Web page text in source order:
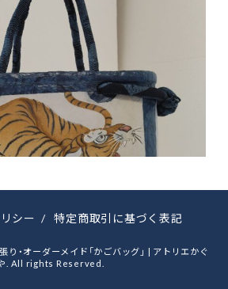
シー / 特定商取引に基づく表記
・オーダーメイド「かごバッグ」 | アトリエかぐ
. All rights Reserved.